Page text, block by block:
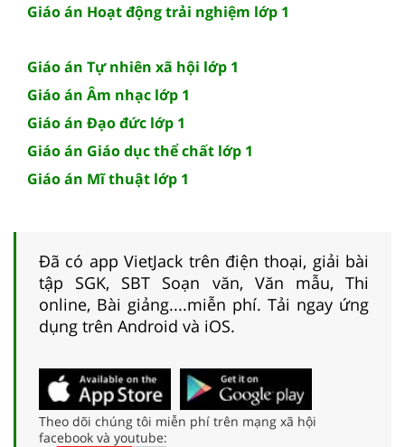
Giáo án Hoạt động trải nghiệm lớp 1
Giáo án Tự nhiên xã hội lớp 1
Giáo án Âm nhạc lớp 1
Giáo án Đạo đức lớp 1
Giáo án Giáo dục thể chất lớp 1
Giáo án Mĩ thuật lớp 1
Đã có app VietJack trên điện thoại, giải bài
tập SGK, SBT Soạn văn, Văn mẫu, Thi
online, Bài giảng....miễn phí. Tải ngay ứng
dụng trên Android và iOS.
Theo dõi chúng tôi miễn phí trên mạng xã hội
facebook và youtube: